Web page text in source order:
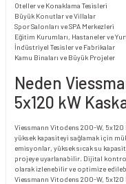
Oteller ve Konaklama Tesisleri
Büyük Konutlar ve Villalar
Spor Salonları ve SPA Merkezleri
Eğitim Kurumları, Hastaneler ve
İndüstriyel Tesisler ve Fabrikalar
Kamu Binaları ve Büyük Projeler
Neden
5x120 kW
Viessmann Vitodens 200-W,
yüksek kapasiteyi sağlamak için
emisyonlar, yüksek sıcak su
projeye uyarlanabilir. Dijital
olarak izlenebilir ve optimize
Viessmann Vitodens 200-W,